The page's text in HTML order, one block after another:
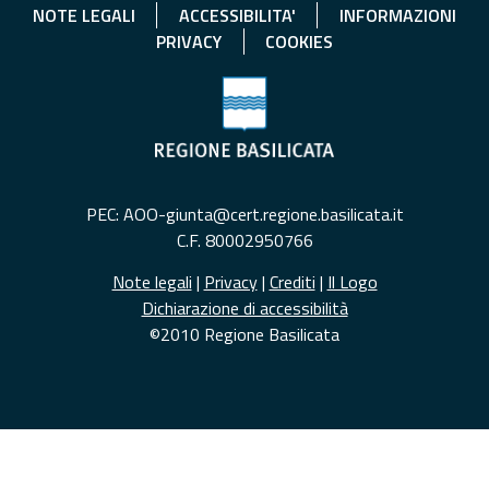
NOTE LEGALI ACCESSIBILITA'
INFORMAZIONI
PRIVACY
COOKIES
PEC: AOO-giunta@cert.regione.basilicata.it
C.F. 80002950766
Note legali | Privacy| Crediti | Il Logo
Dichiarazione di accessibilità
©2010 Regione Basilicata